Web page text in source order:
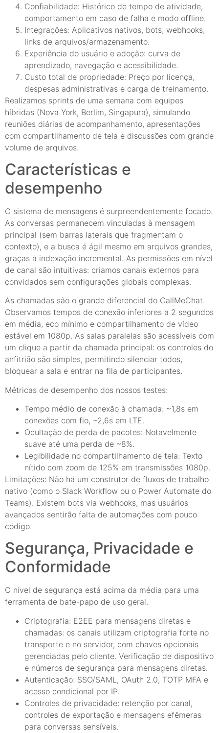
Confiabilidade: Histórico de tempo de atividade,
comportamento em caso de falha e modo offline.
Integrações: Aplicativos nativos, bots, webhooks,
links de arquivos/armazenamento.
Experiência do usuário e adoção: curva de
aprendizado, navegação e acessibilidade.
Custo total de propriedade: Preço por licença,
despesas administrativas e carga de treinamento.
Realizamos sprints de uma semana com equipes
híbridas (Nova York, Berlim, Singapura), simulando
reuniões diárias de acompanhamento, apresentações
com compartilhamento de tela e discussões com grande
volume de arquivos.
Características e
desempenho
O sistema de mensagens é surpreendentemente focado.
As conversas permanecem vinculadas à mensagem
principal (sem barras laterais que fragmentam o
contexto), e a busca é ágil mesmo em arquivos grandes,
graças à indexação incremental. As permissões em nível
de canal são intuitivas: criamos canais externos para
convidados sem configurações globais complexas.
As chamadas são o grande diferencial do CallMeChat.
Observamos tempos de conexão inferiores a 2 segundos
em média, eco mínimo e compartilhamento de vídeo
estável em 1080p. As salas paralelas são acessíveis com
um clique a partir da chamada principal: os controles do
anfitrião são simples, permitindo silenciar todos,
bloquear a sala e entrar na fila de participantes.
Métricas de desempenho dos nossos testes:
Tempo médio de conexão à chamada: ~1,8s em
conexões com fio, ~2,6s em LTE.
Ocultação de perda de pacotes: Notavelmente
suave até uma perda de ~8%.
Legibilidade no compartilhamento de tela: Texto
nítido com zoom de 125% em transmissões 1080p.
Limitações: Não há um construtor de fluxos de trabalho
nativo (como o Slack Workflow ou o Power Automate do
Teams). Existem bots via webhooks, mas usuários
avançados sentirão falta de automações com pouco
código.
Segurança, Privacidade e
Conformidade
O nível de segurança está acima da média para uma
ferramenta de bate-papo de uso geral.
Criptografia: E2EE para mensagens diretas e
chamadas: os canais utilizam criptografia forte no
transporte e no servidor, com chaves opcionais
gerenciadas pelo cliente. Verificação de dispositivo
e números de segurança para mensagens diretas.
Autenticação: SSO/SAML, OAuth 2.0, TOTP MFA e
acesso condicional por IP.
Controles de privacidade: retenção por canal,
controles de exportação e mensagens efêmeras
para conversas sensíveis.